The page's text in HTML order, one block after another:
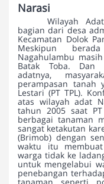
Narasi
Wilayah
bagian dari desa
Kecamatan Dolok
Meskipun
Nagahulambu
Batak Toba. Dan
adatnya,
perampasan tanah
Lestari (PT TPL).
atas wilayah adat
tahun 2005 saat
berbagai tanaman
sangat ketakutan
(Brimob) dengan
waktu itu
warga tidak ke
untuk mengelabui
penebangan